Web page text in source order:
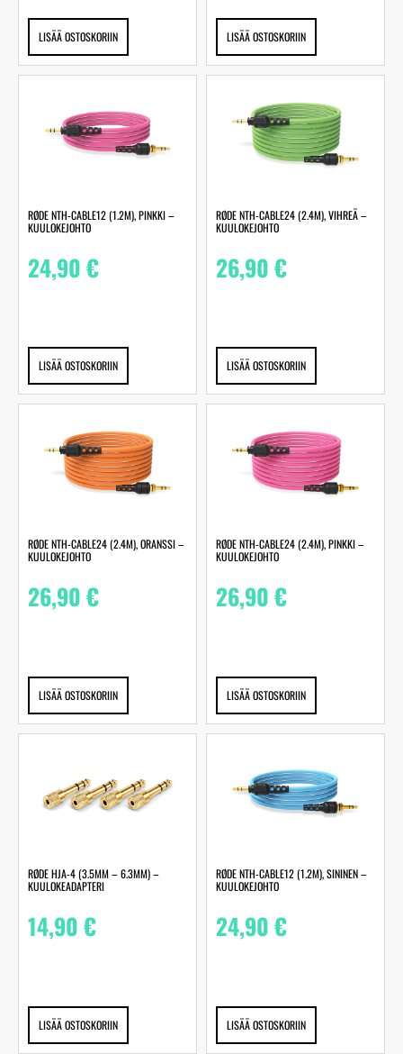
LISÄÄ OSTOSKORIIN LISÄÄ OSTOSKORIIN
RØDE NTH-CABLE12 (1.2M), PINKKI –
KUULOKEJOHTO
24,90€
LISÄÄ OSTOSKORIIN
RØDE NTH-CABLE24 (2.4M), VIHREÄ –
KUULOKEJOHTO
26,90€
LISÄÄ OSTOSKORIIN
RØDE NTH-CABLE24 (2.4M), ORANSSI –
KUULOKEJOHTO
26,90€
LISÄÄ OSTOSKORIIN
RØDE NTH-CABLE24 (2.4M), PINKKI –
KUULOKEJOHTO
26,90€
LISÄÄ OSTOSKORIIN
RØDE HJA-4 (3.5MM – 6.3MM) –
KUULOKEADAPTERI
14,90€
LISÄÄ OSTOSKORIIN
RØDE NTH-CABLE12 (1.2M), SININEN –
KUULOKEJOHTO
24,90€
LISÄÄ OSTOSKORIIN